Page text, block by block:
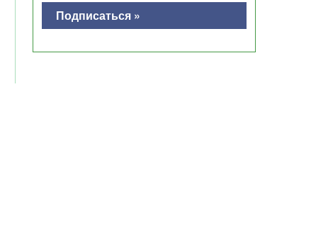
Подписаться »